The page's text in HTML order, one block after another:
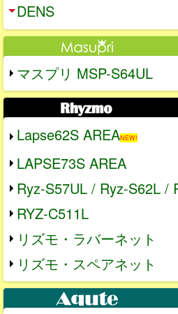
DENS
マスプリ MSP-S64UL
Lapse62S AREANEW!
LAPSE73S AREA
Ryz-S57UL / Ryz-S62L /
RYZ-C511L
リズモ・ラバーネット
リズモ・スペアネット